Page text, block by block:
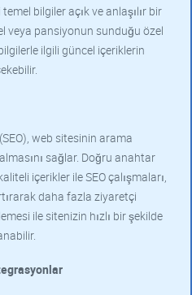
bilgiler açık ve anlaşılır bir
veya pansiyonun sunduğu özel
ilgili güncel içeriklerin
web sitesinin arama
sağlar. Doğru anahtar
içerikler ile SEO çalışmaları,
daha fazla ziyaretçi
ile sitenizin hızlı bir şekilde